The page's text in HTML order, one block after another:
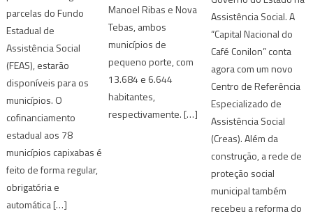
parcelas do Fundo
Estadual de
Assistência Social
(FEAS), estarão
disponíveis para os
municípios. O
cofinanciamento
estadual aos 78
municípios capixabas é
feito de forma regular,
obrigatória e
automática […]
Manoel Ribas e Nova
Tebas, ambos
municípios de
pequeno porte, com
13.684 e 6.644
habitantes,
respectivamente. […]
Assistência Social. A
“Capital Nacional do
Café Conilon” conta
agora com um novo
Centro de Referência
Especializado de
Assistência Social
(Creas). Além da
construção, a rede de
proteção social
municipal também
recebeu a reforma do